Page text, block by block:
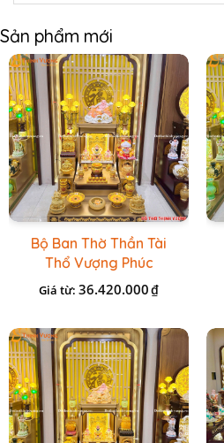
Sản phẩm mới
Bộ Ban Thờ Thần Tài
Thổ Vượng Phúc
Trường + Bộ Đồ Sứ
Cao Cấp Gấm Vàng
Giá từ: 36.420.000₫